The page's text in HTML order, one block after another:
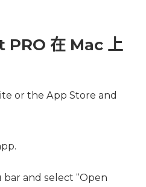
PRO 在 Mac 上
or the App Store and
and select “Open